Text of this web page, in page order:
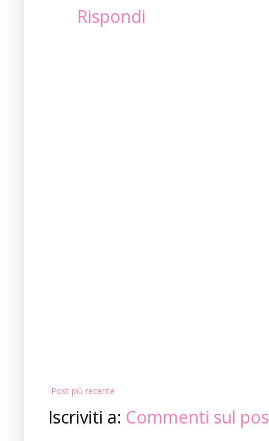
Rispondi
Post più recente
Iscriviti a: Commenti sul